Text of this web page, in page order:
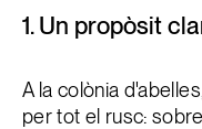
1. Un propòsit
A la colònia
per tot el rusc: